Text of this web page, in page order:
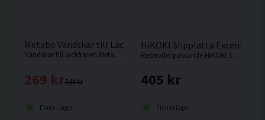
Metabo Vändskär till Lackfräs LF 850 S 4-pack
Vändskär till lackfräsen Metabo LF 850 S.
344 kr
269 kr
Finns i lager
HiKOKI Slipplatta Excenterslip
Reservdel passande HiKOKI SV13YA.
405 kr
Finns i lager